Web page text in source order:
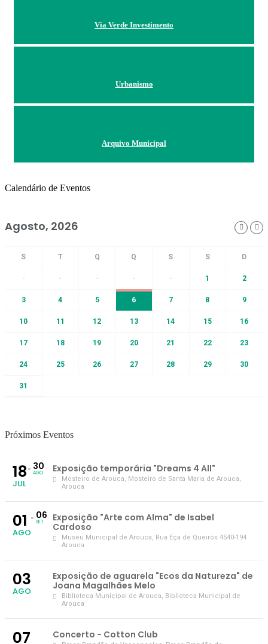
Via Verde Investimento
Urbanismo
Arquivo Municipal
Calendário de Eventos
Agosto, 2026
- - - - - 1 2
3 4 5 6 7 8 9
10 11 12 13 14 15 16
17 18 19 20 21 22 23
24 25 26 27 28 29 30
31
Próximos Eventos
18
JUL
30
AGO Exposição temporária "Dreams 4 All"
Mosteiro de Arouca, Mosteiro de Santa Maria de Arouca,
Arouca
01
AGO
06
SET
Exposição "Arte com Alma" de Isabel
Cardoso
Museu Municipal de Arouca, Rua Eça de Queirós 4540-194
Arouca
03
AGO
Exposição de aguarela "Ecos da Natureza" de
Joana Magalhães Melo
Biblioteca Municipal de Arouca, Biblioteca Municipal de
Arouca
07 Concerto - Cotton Club